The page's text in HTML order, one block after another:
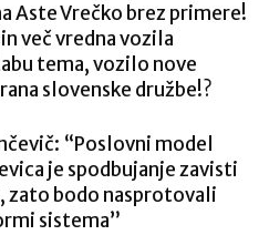
Aste Vrečko brez primere!
več vredna vozila
tema, vozilo nove
slovenske družbe!?
“Poslovni model
je spodbujanje zavisti
zato bodo nasprotovali
sistema”